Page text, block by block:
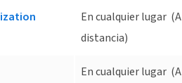
En cualquier lugar (A
distancia)
En cualquier lugar (A